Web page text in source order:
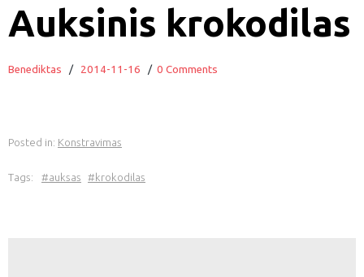
Auksinis krokodilas
Benediktas / 2014-11-16 / 0 Comments
Posted in: Konstravimas
Tags: auksas krokodilas